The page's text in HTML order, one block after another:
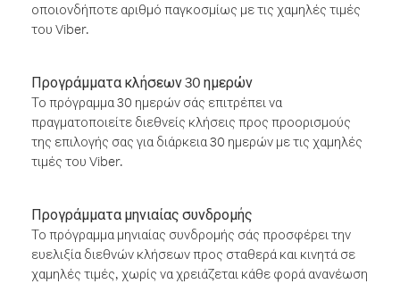
οποιονδήποτε αριθμό παγκοσμίως με τις χαμηλές τιμές
του Viber.
Προγράμματα κλήσεων 30 ημερών
Το πρόγραμμα 30 ημερών σάς επιτρέπει να
πραγματοποιείτε διεθνείς κλήσεις προς προορισμούς
της επιλογής σας για διάρκεια 30 ημερών με τις χαμηλές
τιμές του Viber.
Προγράμματα μηνιαίας συνδρομής
Το πρόγραμμα μηνιαίας συνδρομής σάς προσφέρει την
ευελιξία διεθνών κλήσεων προς σταθερά και κινητά σε
χαμηλές τιμές, χωρίς να χρειάζεται κάθε φορά ανανέωση